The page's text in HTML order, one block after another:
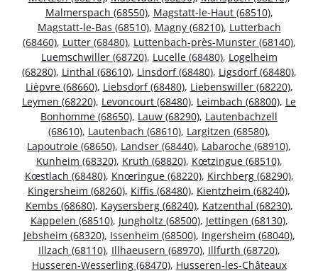
Malmerspach (68550), Magstatt-le-Haut (68510),
Magstatt-le-Bas (68510), Magny (68210), Lutterbach
(68460), Lutter (68480), Luttenbach-près-Munster (68140),
Luemschwiller (68720), Lucelle (68480), Logelheim
(68280), Linthal (68610), Linsdorf (68480), Ligsdorf (68480),
Lièpvre (68660), Liebsdorf (68480), Liebenswiller (68220),
Leymen (68220), Levoncourt (68480), Leimbach (68800), Le
Bonhomme (68650), Lauw (68290), Lautenbachzell
(68610), Lautenbach (68610), Largitzen (68580),
Lapoutroie (68650), Landser (68440), Labaroche (68910),
Kunheim (68320), Kruth (68820), Kœtzingue (68510),
Kœstlach (68480), Knœringue (68220), Kirchberg (68290),
Kingersheim (68260), Kiffis (68480), Kientzheim (68240),
Kembs (68680), Kaysersberg (68240), Katzenthal (68230),
Kappelen (68510), Jungholtz (68500), Jettingen (68130),
Jebsheim (68320), Issenheim (68500), Ingersheim (68040),
Illzach (68110), Illhaeusern (68970), Illfurth (68720),
Husseren-Wesserling (68470), Husseren-les-Châteaux